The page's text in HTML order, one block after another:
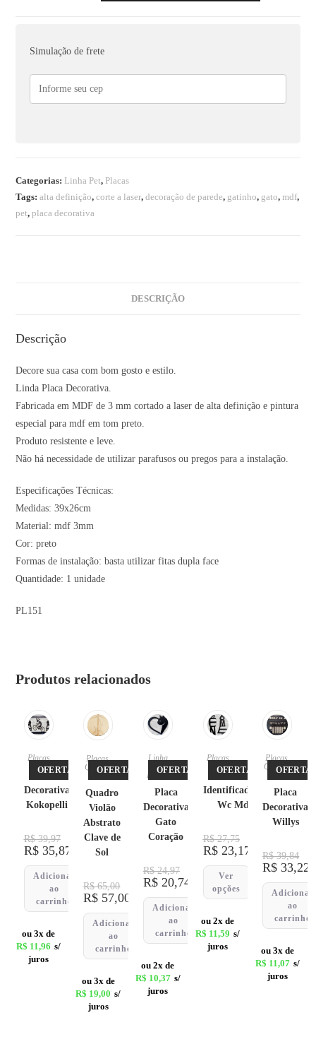
Simulação de frete
Categorias: Linha Pet, Placas
Tags:alta definição,corte a laser,decoração de parede, gatinho, gato,mdf,
pet,placa decorativa
DESCRIÇÃO
Descrição
Decore sua casa com bom gosto e estilo.
Linda Placa Decorativa.
Fabricada em MDF de 3 mm cortado a laser de alta definição e pintura
especial para mdf em tom preto.
Produto resistente e leve.
Não há necessidade de utilizar parafusos ou pregos para a instalação.
Especificações Técnicas:
Medidas: 39x26cm
Material: mdf 3mm
Cor: preto
Formas de instalação: basta utilizar fitas dupla face
Quantidade: 1 unidade
PL151
Produtos relacionados
OFERTA!
Placas
Placa
Decorativa
Kokopelli
R$39,97
R$35,87
Adicionar
ao
carrinho
ou 3x de
R$ 11,96 s/
juros
OFERTA!
Placas,
Quadro
s
Quadro
Violão
Abstrato
Clave de
Sol
R$65,00
R$ 57,00
Adicionar
ao
carrinho
ou 3x de
R$ 19,00 s/
juros
OFERTA!
Linha
Pet,
Placas
Placa
Decorativa
Gato
Coração
R$24,97
R$20,74
Adicionar
ao
carrinho
ou 2x de
R$ 10,37 s/
juros
OFERTA!
Placas
Placa
Identificadores
Wc Mdf
R$27,75
R$23,17
Ver
opções
ou 2x de
R$ 11,59 s/
juros
OFERTA!
Placas,
Quadro
s
Placa
Decorativa
Willys
R$39,84
R$ 33,22
Adicionar
ao
carrinho
ou 3x de
R$ 11,07 s/
juros